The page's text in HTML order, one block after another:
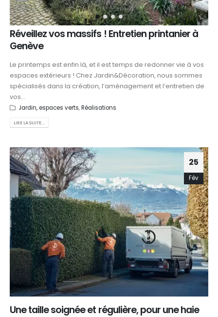
Réveillez vos massifs ! Entretien printanier à
Genève
Le printemps est enfin là, et il est temps de redonner vie à vos
espaces extérieurs ! Chez Jardin&Décoration, nous sommes
spécialisés dans la création, l’aménagement et l’entretien de
vos...
Jardin, espaces verts,Réalisations
LIRE LA SUITE...
25
Fév
Une taille soignée et régulière, pour une haie